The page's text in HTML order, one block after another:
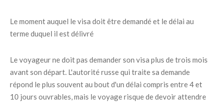
Le moment auquel le visa doit être demandé et le délai au
terme duquel il est délivré
Le voyageur ne doit pas demander son visa plus de trois mois
avant son départ. L'autorité russe qui traite sa demande
répond le plus souvent au bout d'un délai compris entre 4 et
10 jours ouvrables, mais le voyage risque de devoir attendre